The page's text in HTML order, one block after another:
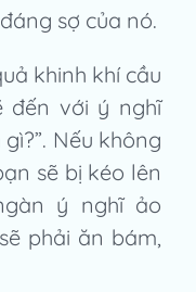
sợ của nó.
khinh khí cầu
đến với ý nghĩ
Nếu không
sẽ bị kéo lên
ý nghĩ ảo
phải ăn bám,